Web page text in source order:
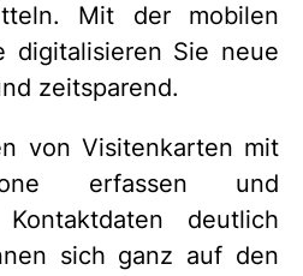
Mit der mobilen
digitalisieren Sie neue
zeitsparend.
von Visitenkarten mit
erfassen und
deutlich
sich ganz auf den